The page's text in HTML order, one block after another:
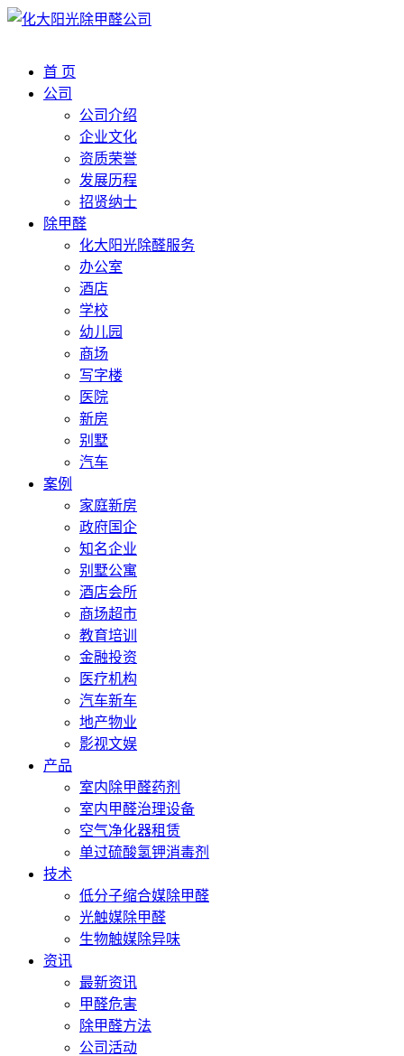
首 页
公司
公司介绍
企业文化
资质荣誉
发展历程
招贤纳士
除甲醛
化大阳光除醛服务
办公室
酒店
学校
幼儿园
商场
写字楼
医院
新房
别墅
汽车
案例
家庭新房
政府国企
知名企业
别墅公寓
酒店会所
商场超市
教育培训
金融投资
医疗机构
汽车新车
地产物业
影视文娱
产品
室内除甲醛药剂
室内甲醛治理设备
空气净化器租赁
单过硫酸氢钾消毒剂
技术
低分子缩合媒除甲醛
光触媒除甲醛
生物触媒除异味
资讯
最新资讯
甲醛危害
除甲醛方法
公司活动